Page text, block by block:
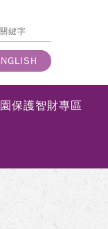
保護智財專區